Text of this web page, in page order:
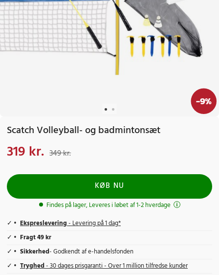
-9%
Scatch Volleyball- og badmintonsæt
Nuværende pris
319 kr. 349 kr.
KØB NU
Findes på lager, Leveres i løbet af 1-2 hverdage
Ekspreslevering- Levering på 1 dag*
Fragt 49 kr
Sikkerhed- Godkendt af e-handelsfonden
Tryghed- 30 dages prisgaranti - Over 1 million tilfredse kunder